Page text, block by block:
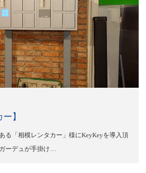
】
る「相模レンタカー」様にKeyKeyを導入頂
ーデュが手掛け…